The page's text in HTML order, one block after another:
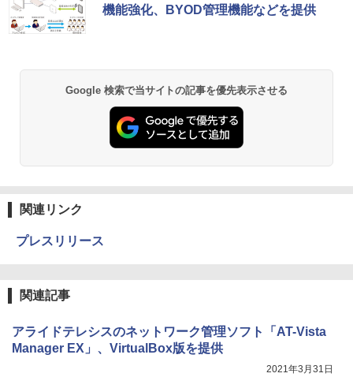
機能強化、BYOD管理機能などを提供
Google 検索で当サイトの記事を優先表示させる
関連リンク
プレスリリース
関連記事
アライドテレシスのネットワーク管理ソフト「AT-Vista
Manager EX」、VirtualBox版を提供
2021年3月31日